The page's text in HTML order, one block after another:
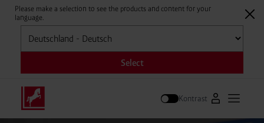
Please make a selection to see the products and content for your
language.
Auswählen
Select
Kontrast Zum